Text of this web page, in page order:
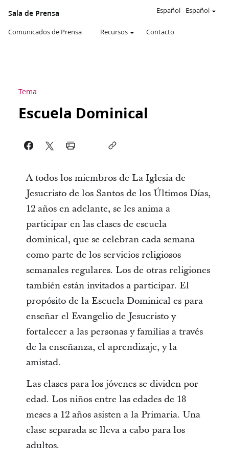
Sala de Prensa
Comunicados de Prensa Recursos Contacto
Español- Español
Tema
Escuela Dominical
A todos los miembros de La Iglesia de
Jesucristo de los Santos de los Últimos Días,
12 años en adelante, se les anima a
participar en las clases de escuela
dominical, que se celebran cada semana
como parte de los servicios religiosos
semanales regulares. Los de otras religiones
también están invitados a participar. El
propósito de la Escuela Dominical es para
enseñar el Evangelio de Jesucristo y
fortalecer a las personas y familias a través
de la enseñanza, el aprendizaje, y la
amistad.
Las clases para los jóvenes se dividen por
edad. Los niños entre las edades de 18
meses a 12 años asisten a la Primaria. Una
clase separada se lleva a cabo para los
adultos.